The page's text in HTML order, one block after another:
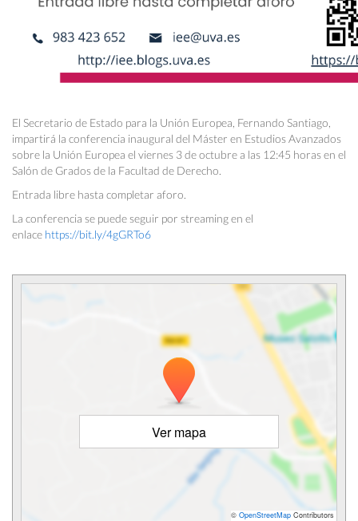
El Secretario de Estado para la Unión Europea, Fernando Santiago,
impartirá la conferencia inaugural del Máster en Estudios Avanzados
sobre la Unión Europea el viernes 3 de octubre a las 12:45 horas en el
Salón de Grados de la Facultad de Derecho.
Entrada libre hasta completar aforo.
La conferencia se puede seguir por streaming en el
enlace https://bit.ly/4gGRTo6
Ver mapa
© OpenStreetMap Contributors